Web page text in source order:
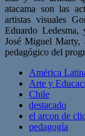
atacama son las
artistas visuales
Eduardo Ledesma,
José Miguel Marty,
pedagógico del
América
Arte y
Chile
destacado
el arcon de
pedagogía